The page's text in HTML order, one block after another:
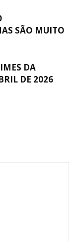
SÃO MUITO
DA
DE 2026